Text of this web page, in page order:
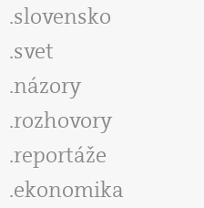
slovensko
svet
názory
rozhovory
reportáže
ekonomika